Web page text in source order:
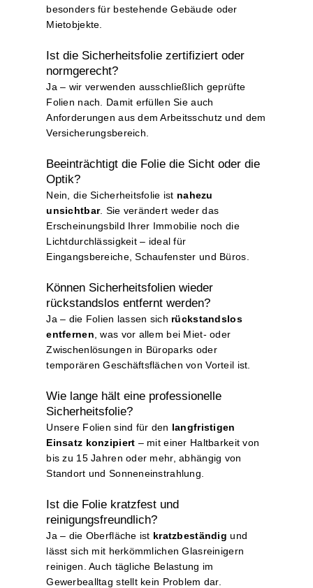
besonders für bestehende Gebäude oder
Mietobjekte.
Ist die Sicherheitsfolie zertifiziert oder
normgerecht?
Ja – wir verwenden ausschließlich geprüfte
Folien nach. Damit erfüllen Sie auch
Anforderungen aus dem Arbeitsschutz und dem
Versicherungsbereich.
Beeinträchtigt die Folie die Sicht oder die
Optik?
Nein, die Sicherheitsfolie ist nahezu
unsichtbar. Sie verändert weder das
Erscheinungsbild Ihrer Immobilie noch die
Lichtdurchlässigkeit – ideal für
Eingangsbereiche, Schaufenster und Büros.
Können Sicherheitsfolien wieder
rückstandslos entfernt werden?
Ja – die Folien lassen sich rückstandslos
entfernen , was vor allem bei Miet- oder
Zwischenlösungen in Büroparks oder
temporären Geschäftsflächen von Vorteil ist.
Wie lange hält eine professionelle
Sicherheitsfolie?
Unsere Folien sind für den langfristigen
Einsatz konzipiert – mit einer Haltbarkeit von
bis zu 15 Jahren oder mehr, abhängig von
Standort und Sonneneinstrahlung.
Ist die Folie kratzfest und
reinigungsfreundlich?
Ja – die Oberfläche ist kratzbeständig und
lässt sich mit herkömmlichen Glasreinigern
reinigen. Auch tägliche Belastung im
Gewerbealltag stellt kein Problem dar.